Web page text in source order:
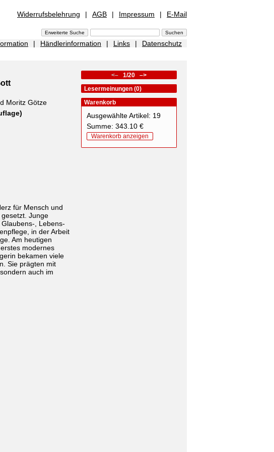
Widerrufsbelehrung | AGB | Impressum | E-Mail
| Händlerinformation | Links |
Datenschutz
Moritz Götze
für Mensch und
Junge
, Lebens-
in der Arbeit
Am heutigen
modernes
bekamen viele
Sie prägten mit
auch im
<– 1/20 –>
Lesermeinungen (0)
Warenkorb
Ausgewählte Artikel: 19
Summe: 343.10 €
Warenkorb anzeigen